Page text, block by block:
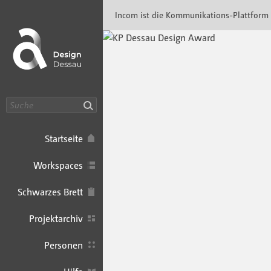
Startseite
Workspaces
Schwarzes Brett
Projektarchiv
Personen
Incom ist die Kommunikations-Plattform